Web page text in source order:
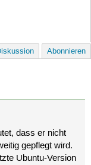
Abonnieren
dass er nicht
gepflegt wird.
Ubuntu-Version